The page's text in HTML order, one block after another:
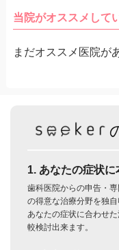
当院がオススメして
まだオススメ医院が
1. あなたの症状
歯科医院からの申告・
の得意な治療分野を独自
あなたの症状に合わせ
較検討出来ます。